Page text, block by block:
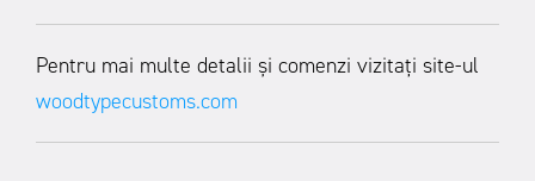
Pentru mai multe detalii și comenzi vizitați site-ul
woodtypecustoms.com